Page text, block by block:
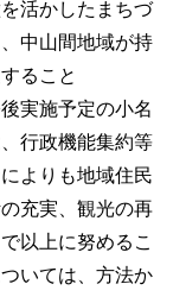
活かしたまちづ
中山間地域が持
ること
実施予定の小名
行政機能集約等
よりも地域住民
充実、観光の再
以上に努めるこ
いては、方法か